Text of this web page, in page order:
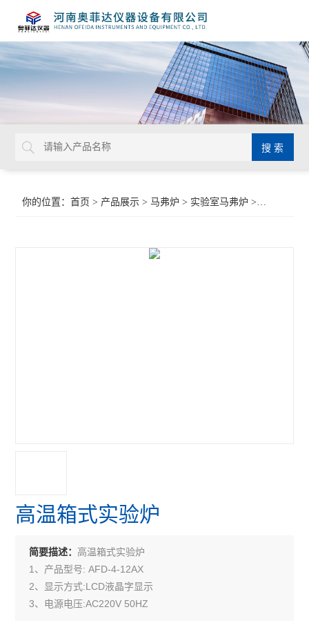
你的位置：首页 > 产品展示 >马弗炉 > 实验室马弗炉 >高温箱式实验炉
高温箱式实验炉
简要描述： 高温箱式实验炉
1、产品型号: AFD-4-12AX
2、显示方式:LCD液晶字显示
3、电源电压:AC220V 50HZ